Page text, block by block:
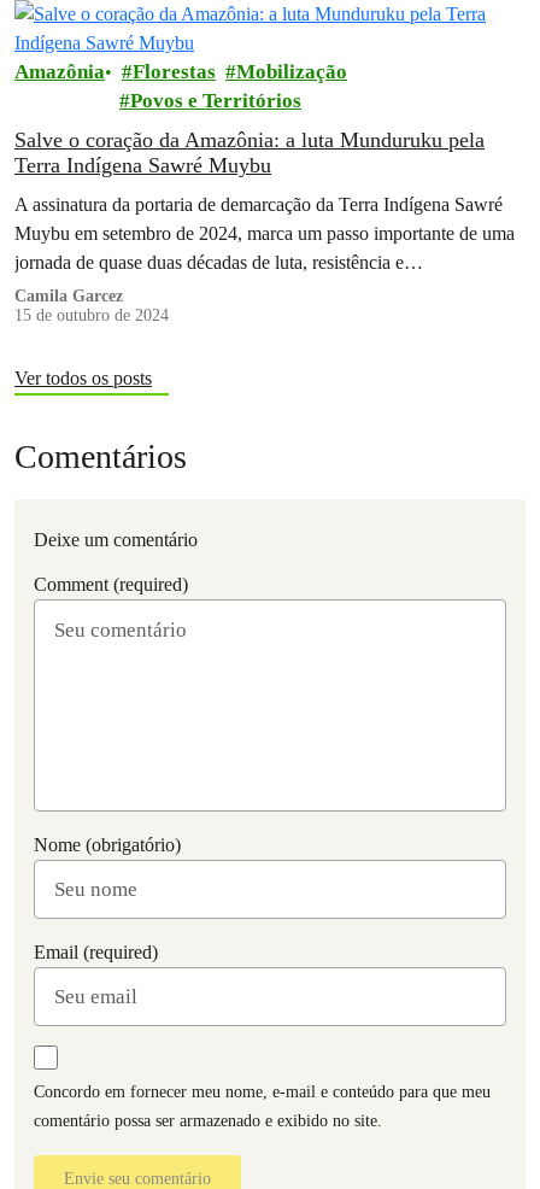
Amazônia Florestas
Mobilização
Povos e Territórios
Salve o coração da Amazônia: a luta Munduruku pela
Terra Indígena Sawré Muybu
A assinatura da portaria de demarcação da Terra Indígena Sawré
Muybu em setembro de 2024, marca um passo importante de uma
jornada de quase duas décadas de luta, resistência e…
Camila Garcez
15 de outubro de 2024
Ver todos os posts
Comentários
Deixe um comentário
Comment (required)
Nome (obrigatório)
Email (required)
Concordo em fornecer meu nome, e-mail e conteúdo para que meu
comentário possa ser armazenado e exibido no site.
Envie seu comentário